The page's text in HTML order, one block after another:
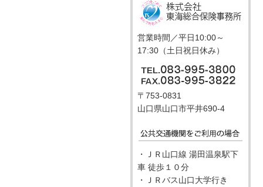
営業時間／平日10:00～
17:30（土日祝日休み）
〒753-0831
山口県山口市平井690-4
・ＪＲ山口線 湯田温泉駅下
車 徒歩１０分
・ＪＲバス山口大学行き